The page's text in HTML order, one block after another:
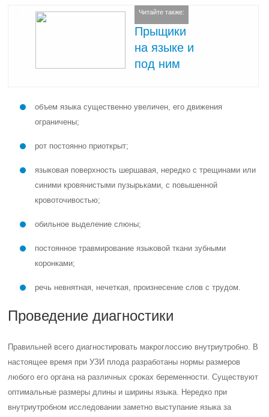
Читайте также:
Прыщики
на языке и
под ним
объем языка существенно увеличен, его движения
ограничены;
рот постоянно приоткрыт;
языковая поверхность шершавая, нередко с трещинами или
синими кровянистыми пузырьками, с повышенной
кровоточивостью;
обильное выделение слюны;
постоянное травмирование языковой ткани зубными
коронками;
речь невнятная, нечеткая, произнесение слов с трудом.
Проведение диагностики
Правильней всего диагностировать макроглоссию внутриутробно. В
настоящее время при УЗИ плода разработаны нормы размеров
любого его органа на различных сроках беременности. Существуют
оптимальные размеры длины и ширины языка. Нередко при
внутриутробном исследовании заметно выступание языка за